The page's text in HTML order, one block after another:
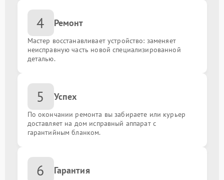
Ремонт системы управления
Восстановление дорожек
Замена резисторов
Замена батарейки биоса от 250.00 ₽
4 Ремонт
Мастер восстанавливает устройство: заменяет
неисправную часть новой специализированной
деталью.
5 Успех
По окончании ремонта вы забираете или курьер
доставляет на дом исправный аппарат с
гарантийным бланком.
6 Гарантия